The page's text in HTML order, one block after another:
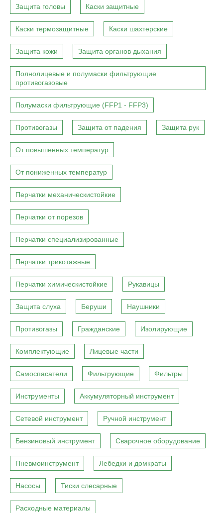
Защита головы Каски защитные
Каски термозащитные Каски шахтерские
Защита кожи Защита органов дыхания
Полнолицевые и полумаски фильтрующие
противогазовые
Полумаски фильтрующие (FFP1 - FFP3)
Противогазы Защита от падения Защита рук
От повышенных температур
От пониженных температур
Перчатки механическистойкие
Перчатки от порезов
Перчатки специализированные
Перчатки трикотажные
Перчатки химическистойкие Рукавицы
Защита слуха Беруши Наушники
Противогазы Гражданские Изолирующие
Комплектующие Лицевые части
Самоспасатели Фильтрующие Фильтры
Инструменты Аккумуляторный инструмент
Сетевой инструмент Ручной инструмент
Бензиновый инструмент Сварочное оборудование
Пневмоинструмент Лебедки и домкраты
Насосы Тиски слесарные
Расходные материалы